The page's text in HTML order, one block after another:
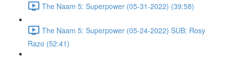
The Naam 5: Superpower (05-31-2022) (39:58)
The Naam 5: Superpower (05-24-2022) SUB: Rosy
Razo (52:41)